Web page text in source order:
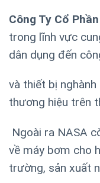
Công Ty Cổ
trong lĩnh vực
dân dụng đến
và thiết bị
thương hiệu trên
Ngoài ra NASA
về máy bơm cho
trường, sản xuất